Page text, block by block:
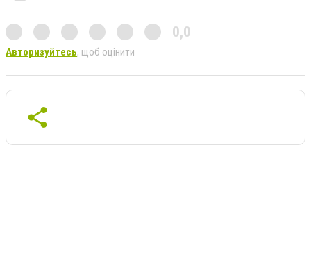
0,0
Авторизуйтесь, щоб оцінити